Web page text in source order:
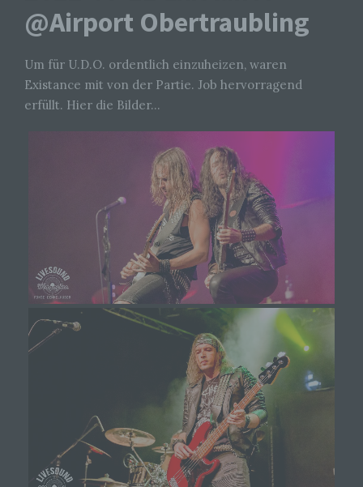
@Airport Obertraubling
Um für U.D.O. ordentlich einzuheizen, waren
Existance mit von der Partie. Job hervorragend
erfüllt. Hier die Bilder…